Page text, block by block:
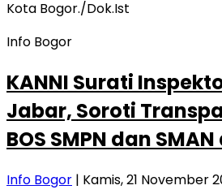
Info Bogor
KANNI Surati
Jabar, Soroti
BOS SMPN dan
Info Bogor | Kamis, 21 November